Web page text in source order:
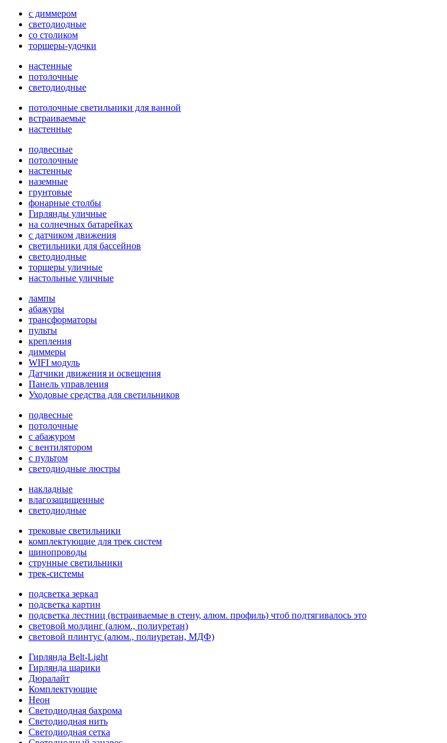
с диммером
светодиодные
со столиком
торшеры-удочки
настенные
потолочные
светодиодные
потолочные светильники для ванной
встраиваемые
настенные
подвесные
потолочные
настенные
наземные
грунтовые
фонарные столбы
Гирлянды уличные
на солнечных батарейках
с датчиком движения
светильники для бассейнов
светодиодные
торшеры уличные
настольные уличные
лампы
абажуры
трансформаторы
пульты
крепления
диммеры
WIFI модуль
Датчики движения и освещения
Панель управления
Уходовые средства для светильников
подвесные
потолочные
с абажуром
с вентилятором
с пультом
светодиодные люстры
накладные
влагозащищенные
светодиодные
трековые светильники
комплектующие для трек систем
шинопроводы
струнные светильники
трек-системы
подсветка зеркал
подсветка картин
подсветка лестниц (встраиваемые в стену, алюм. профиль) чтоб подтягивалось это
световой молдинг (алюм., полиуретан)
световой плинтус (алюм., полиуретан, МДФ)
Гирлянда Belt-Light
Гирлянда шарики
Дюралайт
Комплектующие
Неон
Светодиодная бахрома
Светодиодная нить
Светодиодная сетка